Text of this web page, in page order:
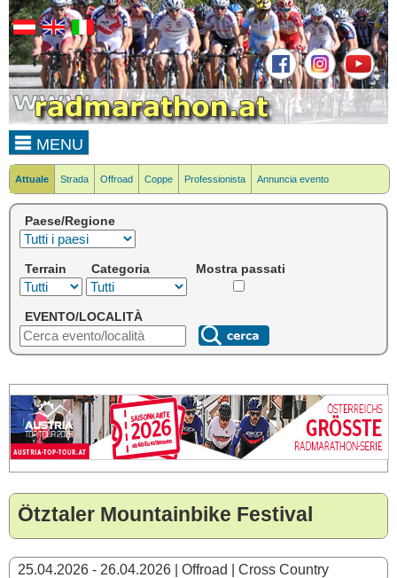
MENU
Attuale Strada Offroad Coppe Professionista Annuncia evento
Paese/Regione
Terrain Categoria Mostra passati
EVENTO/LOCALITÀ
Ötztaler Mountainbike Festival
25.04.2026 - 26.04.2026 | Offroad | Cross Country